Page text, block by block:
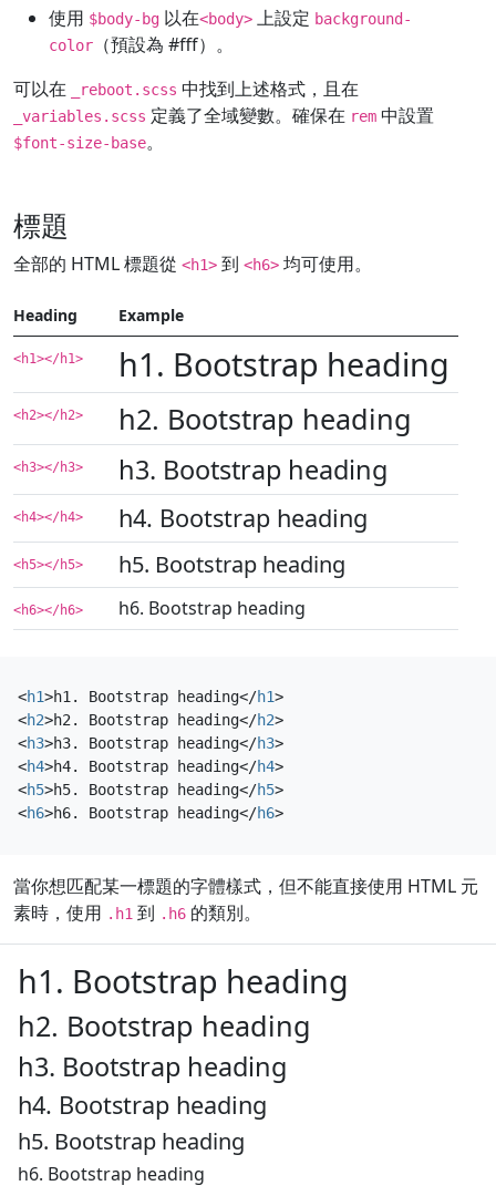
使用 $body-bg 以在<body> 上設定 background-
color
（預設為 #fff）。
可以在
_reboot.scss 中找到上述格式，且在
_variables.scss 定義了全域變數。確保在 rem 中設置
$font-size-base。
標題
全部的 HTML 標題從 <h1> 到 <h6> 均可使用。
Heading Example
<h1></h1> h1. Bootstrap heading
<h2></h2> h2. Bootstrap heading
<h3></h3> h3. Bootstrap heading
<h4></h4> h4. Bootstrap heading
<h5></h5> h5. Bootstrap heading
<h6></h6> h6. Bootstrap heading
<h1>h1. Bootstrap heading</h1>
<h2>h2. Bootstrap heading</h2>
<h3>h3. Bootstrap heading</h3>
<h4>h4. Bootstrap heading</h4>
<h5>h5. Bootstrap heading</h5>
<h6>h6. Bootstrap heading</h6>
當你想匹配某一標題的字體樣式，但不能直接使用 HTML 元
素時，使用 .h1 到 .h6 的類別。
h1. Bootstrap heading
h2. Bootstrap heading
h3. Bootstrap heading
h4. Bootstrap heading
h5. Bootstrap heading
h6. Bootstrap heading